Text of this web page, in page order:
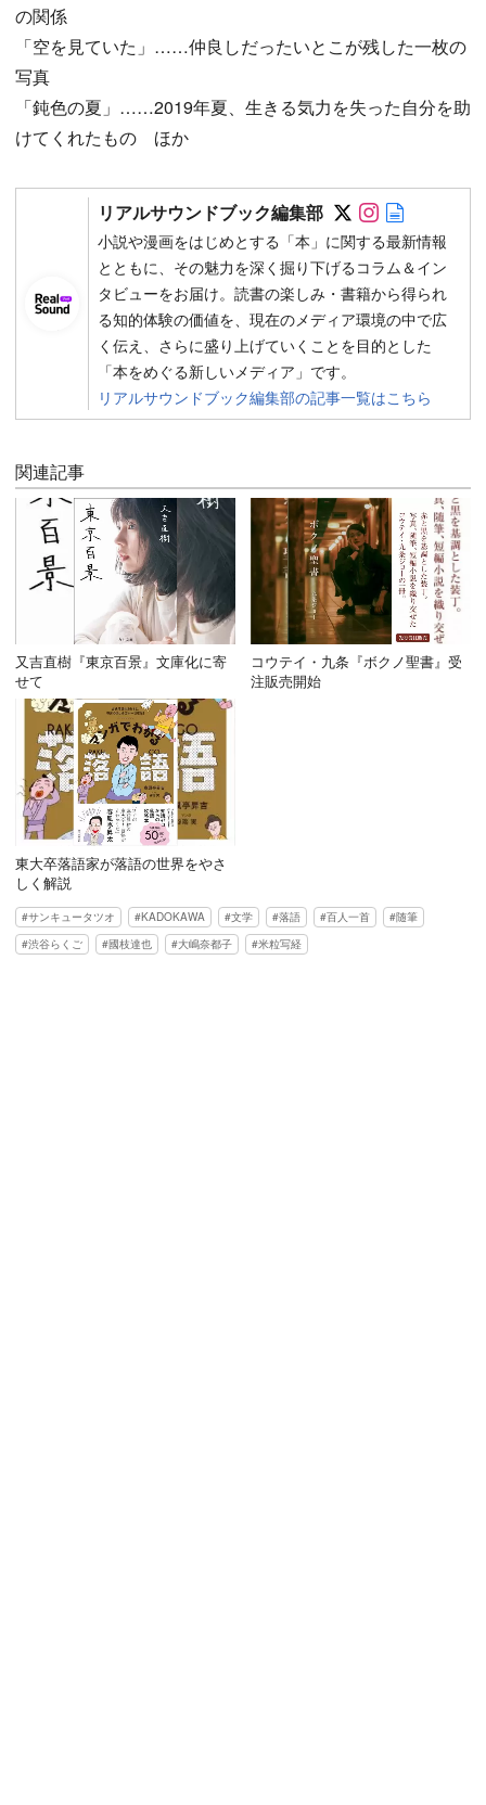
の関係
「空を見ていた」……仲良しだったいとこが残した一枚の
写真
「鈍色の夏」……2019年夏、生きる気力を失った自分を助
けてくれたもの ほか
リアルサウンドブック編集部 Follow on
Follow on
小説や漫画をはじめとする「本」に関する最新情報
とともに、その魅力を深く掘り下げるコラム＆イン
タビューをお届け。読書の楽しみ・書籍から得られ
る知的体験の価値を、現在のメディア環境の中で広
く伝え、さらに盛り上げていくことを目的とした
「本をめぐる新しいメディア」です。
リアルサウンドブック編集部の記事一覧はこちら
関連記事
又吉直樹『東京百景』文庫化に寄
せて
コウテイ・九条『ボクノ聖書』受
注販売開始
東大卒落語家が落語の世界をやさ
しく解説
サンキュータツオ KADOKAWA 文学 落語 百人一首
随筆
渋谷らくご
國枝達也 大嶋奈都子 米粒写経